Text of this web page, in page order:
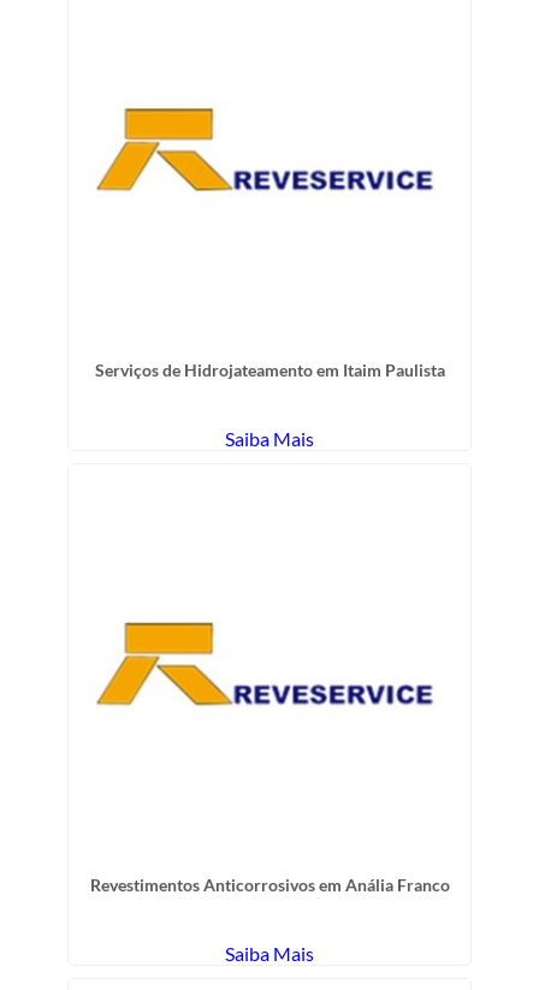
Serviços de Hidrojateamento em Itaim Paulista
Saiba Mais
Revestimentos Anticorrosivos em Anália Franco
Saiba Mais